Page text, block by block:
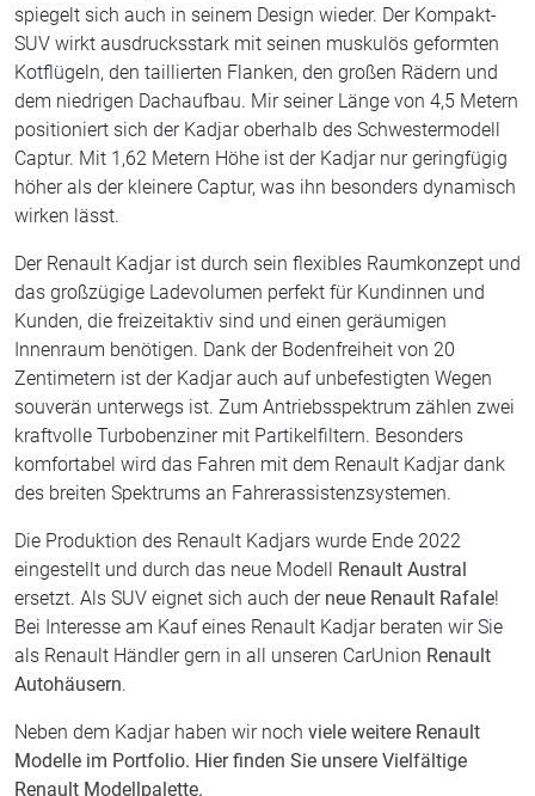
spiegelt sich auch in seinem Design wieder. Der Kompakt-
SUV wirkt ausdrucksstark mit seinen muskulös geformten
Kotflügeln, den taillierten Flanken, den großen Rädern und
dem niedrigen Dachaufbau. Mir seiner Länge von 4,5 Metern
positioniert sich der Kadjar oberhalb des Schwestermodell
Captur. Mit 1,62 Metern Höhe ist der Kadjar nur geringfügig
höher als der kleinere Captur, was ihn besonders dynamisch
wirken lässt.
Der Renault Kadjar ist durch sein flexibles Raumkonzept und
das großzügige Ladevolumen perfekt für Kundinnen und
Kunden, die freizeitaktiv sind und einen geräumigen
Innenraum benötigen. Dank der Bodenfreiheit von 20
Zentimetern ist der Kadjar auch auf unbefestigten Wegen
souverän unterwegs ist. Zum Antriebsspektrum zählen zwei
kraftvolle Turbobenziner mit Partikelfiltern. Besonders
komfortabel wird das Fahren mit dem Renault Kadjar dank
des breiten Spektrums an Fahrerassistenzsystemen.
Die Produktion des Renault Kadjars wurde Ende 2022
eingestellt und durch das neue Modell
Renault Austral
ersetzt. Als SUV eignet sich auch der neue Renault Rafale!
Bei Interesse am Kauf eines Renault Kadjar beraten wir Sie
als Renault Händler gern in all unseren CarUnion Renault
Autohäusern.
Neben dem Kadjar haben wir noch viele weitere Renault
Modelle im Portfolio. Hier finden Sie unsere Vielfältige
Renault Modellpalette.